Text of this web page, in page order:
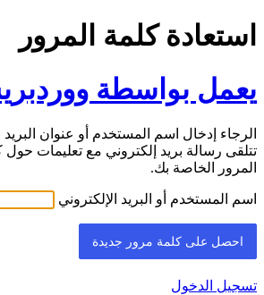
استعادة كلمة المرور
يعمل بواسطة
الرجاء إدخال اسم المستخدم أو عنوان
تتلقى رسالة بريد إلكتروني مع تعليمات حول
المرور الخاصة بك.
اسم المستخدم أو البريد الإلكتروني
تسجيل الدخول